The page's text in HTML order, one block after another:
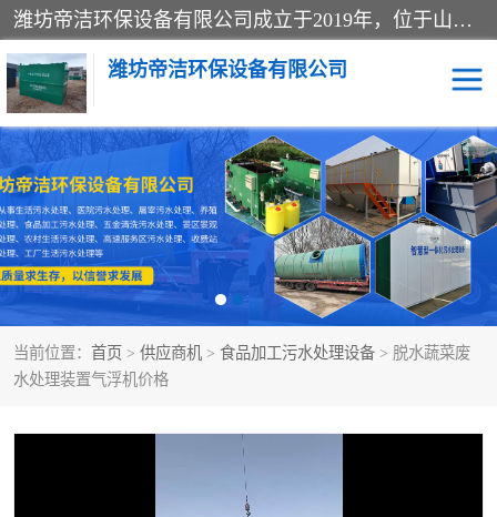
潍坊帝洁环保设备有限公司成立于2019年，位于山东省潍坊市潍城经济开发区；公司专注于环境保护专用设备及配件的研发、生产、安装与销售，同时涉及医用消毒设备、机电设备和仪器仪表的销售。此外，公司提供环保工程施工、环保技术研发与转让、技术服务以及环境工程专项设计服务，致力于为客户提供全面的环保解决方案，助力绿色可持续发展。
潍坊帝洁环保设备有限公司
当前位置： 首页 > 供应商机 > 食品加工污水处理设备 > 脱水蔬菜废
水处理装置气浮机价格
一体化提升泵站 屠宰肉食品加工污水处理
设备
一体化生活污水处理设备 学校污水处理设备
医院污水处理设备 喷涂废水油墨废水
玻璃钢一体化污水处理设 水性涂料加工污水处理设